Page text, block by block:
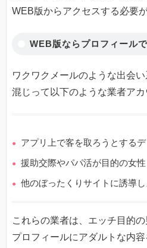
WEB版からアクセスする必要が
WEB版ならプロフィール
ワクワクメールのような出会
混じって以下のような業者アカ
アプリ上で客を取ろうとする
援助交際やパパ活が目的の女性
他のぼったくりサイトに誘導
これらの業者は、エッチ目的の
プロフィールにアダルトな内